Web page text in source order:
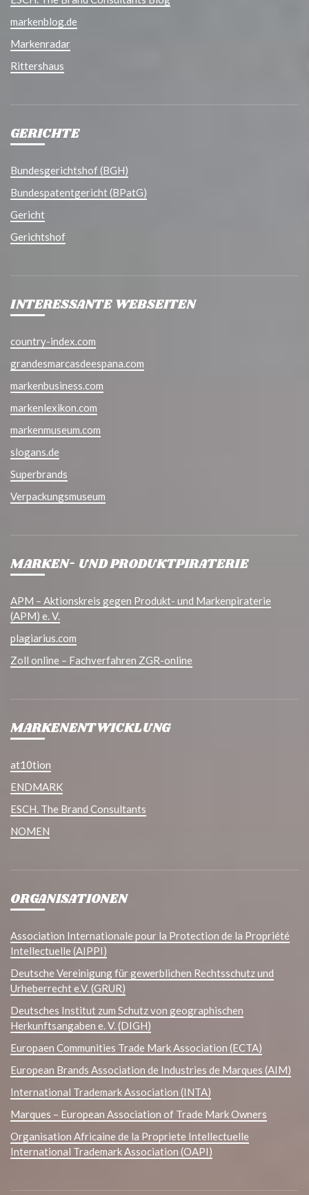
markenblog.de
Markenradar
Rittershaus
GERICHTE
Bundesgerichtshof (BGH)
Bundespatentgericht (BPatG)
Gericht
Gerichtshof
INTERESSANTE WEBSEITEN
country-index.com
grandesmarcasdeespana.com
markenbusiness.com
markenlexikon.com
markenmuseum.com
slogans.de
Superbrands
Verpackungsmuseum
MARKEN- UND PRODUKTPIRATERIE
APM – Aktionskreis gegen Produkt- und Markenpiraterie
(APM) e. V.
plagiarius.com
Zoll online – Fachverfahren ZGR-online
MARKENENTWICKLUNG
at10tion
ENDMARK
ESCH. The Brand Consultants
NOMEN
ORGANISATIONEN
Association Internationale pour la Protection de la Propriété
Intellectuelle (AIPPI)
Deutsche Vereinigung für gewerblichen Rechtsschutz und
Urheberrecht e.V. (GRUR)
Deutsches Institut zum Schutz von geographischen
Herkunftsangaben e. V. (DIGH)
Europaen Communities Trade Mark Association (ECTA)
European Brands Association de Industries de Marques (AIM)
International Trademark Association (INTA)
Marques – European Association of Trade Mark Owners
Organisation Africaine de la Propriete Intellectuelle
International Trademark Association (OAPI)